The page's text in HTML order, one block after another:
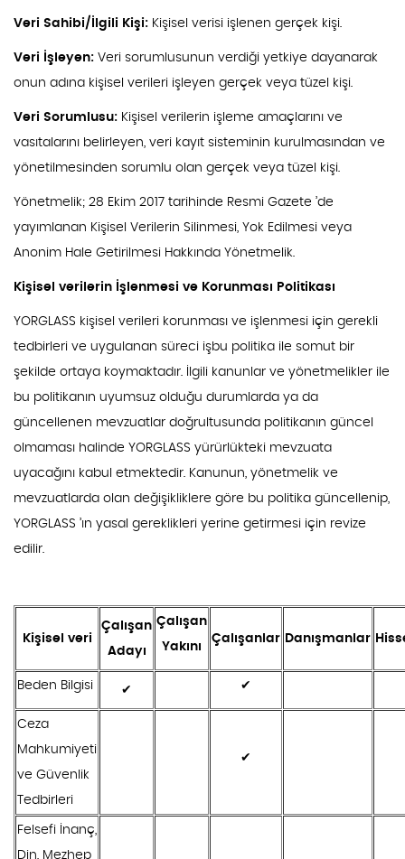
Veri Sahibi/İlgili Kişi: Kişisel verisi işlenen gerçek kişi.
Veri İşleyen: Veri sorumlusunun verdiği yetkiye dayanarak
onun adına kişisel verileri işleyen gerçek veya tüzel kişi.
Veri Sorumlusu: Kişisel verilerin işleme amaçlarını ve
vasıtalarını belirleyen, veri kayıt sisteminin kurulmasından ve
yönetilmesinden sorumlu olan gerçek veya tüzel kişi.
Yönetmelik; 28 Ekim 2017 tarihinde Resmi Gazete ’de
yayımlanan Kişisel Verilerin Silinmesi, Yok Edilmesi veya
Anonim Hale Getirilmesi Hakkında Yönetmelik.
Kişisel verilerin İşlenmesi ve Korunması Politikası
YORGLASS kişisel verileri korunması ve işlenmesi için gerekli
tedbirleri ve uygulanan süreci işbu politika ile somut bir
şekilde ortaya koymaktadır. İlgili kanunlar ve yönetmelikler ile
bu politikanın uyumsuz olduğu durumlarda ya da
güncellenen mevzuatlar doğrultusunda politikanın güncel
olmaması halinde YORGLASS yürürlükteki mevzuata
uyacağını kabul etmektedir. Kanunun, yönetmelik ve
mevzuatlarda olan değişikliklere göre bu politika güncellenip,
YORGLASS ’ın yasal gereklikleri yerine getirmesi için revize
edilir.
Kişisel veri
Çalışan
Adayı
Çalışan
Yakını
Çalışanlar Danışmanlar
Beden Bilgisi ✔ ✔
Ceza
Mahkumiyeti
ve Güvenlik
Tedbirleri
✔
Felsefi İnanç,
Din, Mezhep